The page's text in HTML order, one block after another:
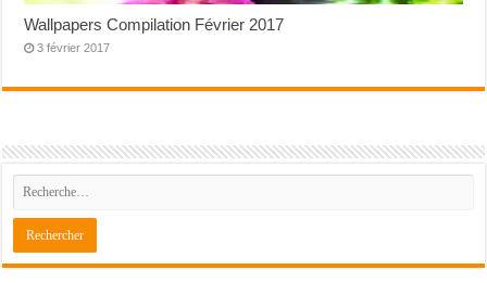
Wallpapers Compilation Février 2017
3 février 2017